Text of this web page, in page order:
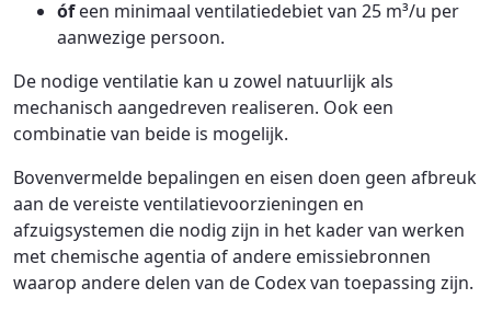
ófeen minimaal ventilatiedebiet van 25 m³/u per
aanwezige persoon.
De nodige ventilatie kan u zowel natuurlijk als
mechanisch aangedreven realiseren. Ook een
combinatie van beide is mogelijk.
Bovenvermelde bepalingen en eisen doen geen afbreuk
aan de vereiste ventilatievoorzieningen en
afzuigsystemen die nodig zijn in het kader van werken
met chemische agentia of andere emissiebronnen
waarop andere delen van de Codex van toepassing zijn.